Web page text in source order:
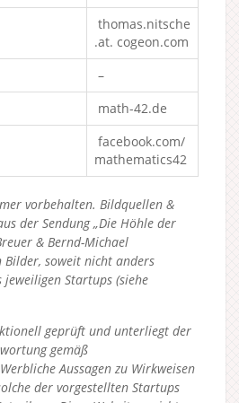
thomas.nitsche
.at. cogeon.com
–
math-42.de
facebook.com/
mathematics42
vorbehalten. Bildquellen &
der Sendung „Die Höhle der
& Bernd-Michael
soweit nicht anders
Startups (siehe
geprüft und unterliegt der
gemäß
Aussagen zu Wirkweisen
der vorgestellten Startups